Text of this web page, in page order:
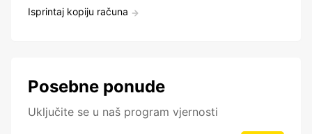
Isprintaj kopiju računa
Posebne ponude
Uključite se u naš program vjernosti